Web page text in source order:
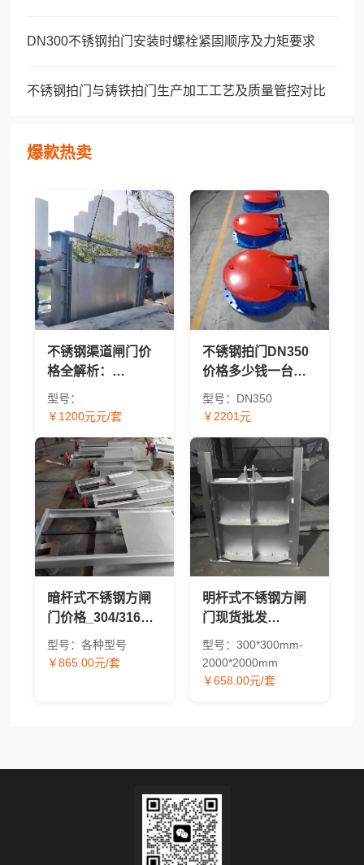
DN300不锈钢拍门安装时螺栓紧固顺序及力矩要求
不锈钢拍门与铸铁拍门生产加工工艺及质量管控对比
爆款热卖
不锈钢渠道闸门价
格全解析：
BQZM/QZM/CBZ/304/
太阳能型号报价对
南
型号：
￥1200元元/套
不锈钢拍门DN350
价格多少钱一台？
2026年报价及价格
因素解析
型号：DN350
￥2201元
暗杆式不锈钢方闸
门价格_304/316方
形水工闸门现货供
应
型号：各种型号
￥865.00元/套
明杆式不锈钢方闸
门现货批发
_304/316材质方形
水工闸门价格
型号：300*300mm-
2000*2000mm
￥658.00元/套